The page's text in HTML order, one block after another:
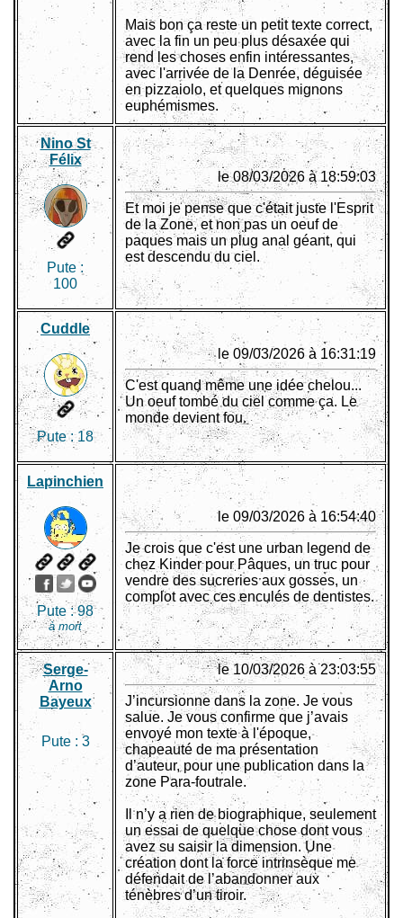
Mais bon ça reste un petit texte correct,
avec la fin un peu plus désaxée qui
rend les choses enfin intéressantes,
avec l'arrivée de la Denrée, déguisée
en pizzaiolo, et quelques mignons
euphémismes.
Nino St
Félix
Pute :
100
le 08/03/2026 à 18:59:03
Et moi je pense que c'était juste l'Esprit
de la Zone, et non pas un oeuf de
paques mais un plug anal géant, qui
est descendu du ciel.
Cuddle
Pute :18
le 09/03/2026 à 16:31:19
C'est quand même une idée chelou...
Un oeuf tombé du ciel comme ça. Le
monde devient fou.
Lapinchien
Pute :98
à mort
le 09/03/2026 à 16:54:40
Je crois que c'est une urban legend de
chez Kinder pour Pâques, un truc pour
vendre des sucreries aux gosses, un
complot avec ces enculés de dentistes.
Serge-
Arno
Bayeux
Pute : 3
le 10/03/2026 à 23:03:55
J’incursionne dans la zone. Je vous
salue. Je vous confirme que j’avais
envoyé mon texte à l'époque,
chapeauté de ma présentation
d’auteur, pour une publication dans la
zone Para-foutrale.
Il n’y a rien de biographique, seulement
un essai de quelque chose dont vous
avez su saisir la dimension. Une
création dont la force intrinsèque me
défendait de l’abandonner aux
ténèbres d’un tiroir.